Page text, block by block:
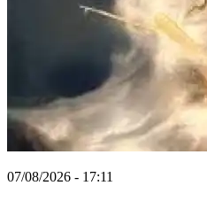
07/08/2026 - 17:11